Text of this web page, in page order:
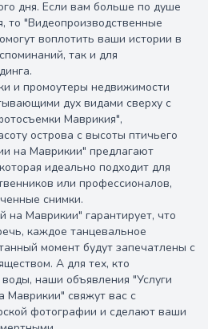
дня. Если вам больше по душе
то "Видеопроизводственные
воплотить ваши истории в
так и для
и промоутеры недвижимости
дух видами сверху с
Маврикия",
острова с высоты птичьего
на Маврикии" предлагают
идеально подходит для
или профессионалов,
снимки.
на Маврикии" гарантирует, что
каждое танцевальное
момент будут запечатлены с
А для тех, кто
наши объявления "Услуги
Маврикии" свяжут вас с
фотографии и сделают ваши